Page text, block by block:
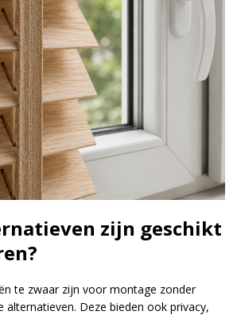
zijn geschikt
te zwaar zijn voor montage zonder
alternatieven. Deze bieden ook privacy,